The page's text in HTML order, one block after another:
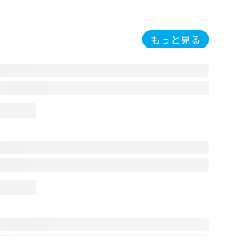
もっと見る